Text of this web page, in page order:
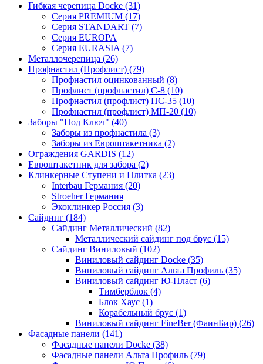
Гибкая черепица Docke (31)
Серия PREMIUM (17)
Серия STANDART (7)
Серия EUROPA
Серия EURASIA (7)
Металлочерепица (26)
Профнастил (Профлист) (79)
Профнастил оцинкованный (8)
Профлист (профнастил) С-8 (10)
Профнастил (профлист) НС-35 (10)
Профнастил (профлист) МП-20 (10)
Заборы "Под Ключ" (40)
Заборы из профнастила (3)
Заборы из Евроштакетника (2)
Ограждения GARDIS (12)
Евроштакетник для забора (2)
Клинкерные Ступени и Плитка (23)
Interbau Германия (20)
Stroeher Германия
Экоклинкер Россия (3)
Сайдинг (184)
Сайдинг Металлический (82)
Металлический сайдинг под брус (15)
Сайдинг Виниловый (102)
Виниловый сайдинг Docke (35)
Виниловый сайдинг Альта Профиль (35)
Виниловый сайдинг Ю-Пласт (6)
Тимберблок (4)
Блок Хаус (1)
Корабельный брус (1)
Виниловый сайдинг FineBer (ФаинБир) (26)
Фасадные панели (141)
Фасадные панели Docke (38)
Фасадные панели Альта Профиль (79)